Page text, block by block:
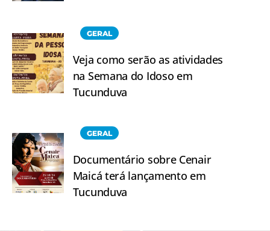
GERAL
Veja como serão as atividades
na Semana do Idoso em
Tucunduva
GERAL
Documentário sobre Cenair
Maicá terá lançamento em
Tucunduva